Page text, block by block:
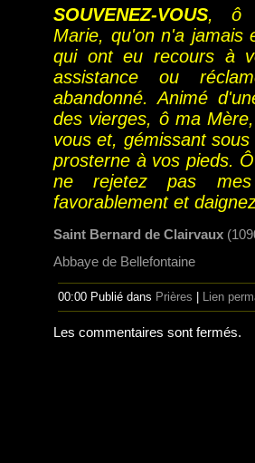
SOUVENEZ-VOUS, ô
Marie, qu'on n'a jamais
qui ont eu recours à
assistance ou
abandonné.Animé
des vierges, ô ma
vous et, gémissant
prosterne à vos pieds.
ne rejetez pas mes
favorablement et
Saint Bernard de Clairvaux
Abbaye de Bellefontaine
00:00 Publié dans Prières Lien
Les commentaires sont fermés.